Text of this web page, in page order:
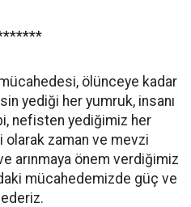
ölünceye kadar
yediği her yumruk, insanı
nefisten yediğimiz her
olarak zaman ve mevzi
arınmaya önem verdiğimiz
mücahedemizde güç ve